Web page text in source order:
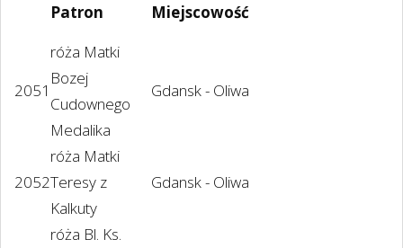
Patron Miejscowość
2051
róża Matki
Bozej
Cudownego
Medalika
Gdansk - Oliwa
2052
róża Matki
Teresy z
Kalkuty
Gdansk - Oliwa
róża Bl. Ks.